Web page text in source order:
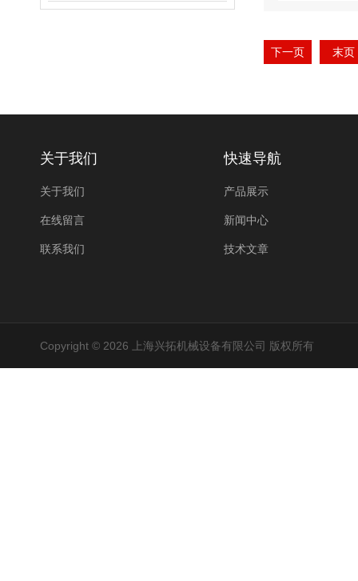
下一页 末页
关于我们
关于我们
在线留言
联系我们
快速导航
产品展示
新闻中心
技术文章
Copyright © 2026 上海兴拓机械设备有限公司 版权所有